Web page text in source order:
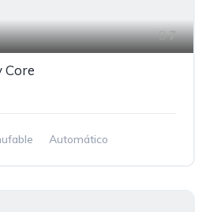
7
Core
Automático